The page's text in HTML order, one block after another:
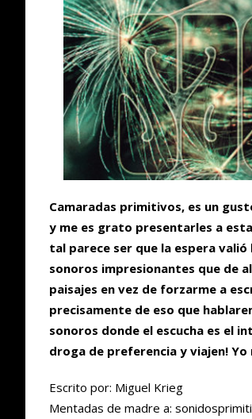
Camaradas primitivos, es un
y me es grato presentarles a
tal parece ser que la espera
sonoros impresionantes que de
paisajes en vez de forzarme a
precisamente de eso que
sonoros donde el escucha es el
droga de preferencia y viajen! Yo
Escrito por: Miguel Krieg
Mentadas de madre a: